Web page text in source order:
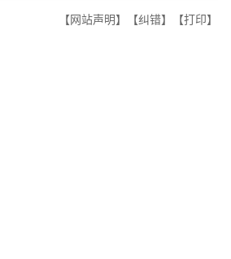
【网站声明】 【纠错】 【打印】